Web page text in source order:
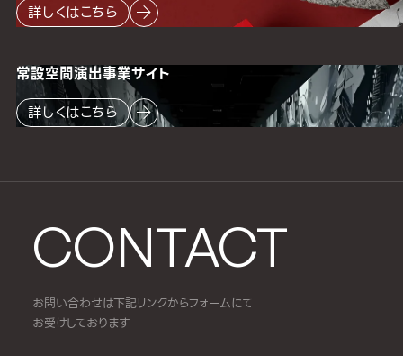
CONTACT
お問い合わせは下記リンクからフォームにて
お受けしております
詳しくはこちら
常設空間演出事業サイト
詳しくはこちら